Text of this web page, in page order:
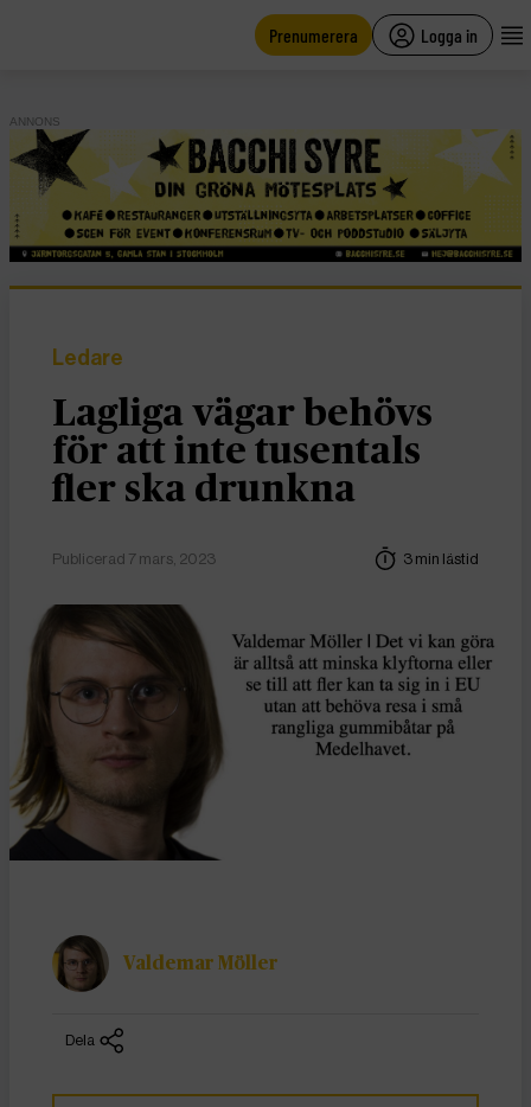
Prenumerera Logga in
ANNONS
Ledare
Lagliga vägar behövs
för att inte tusentals
fler ska drunkna
Publicerad 7 mars, 2023 3 min lästid
Valdemar Möller
Dela